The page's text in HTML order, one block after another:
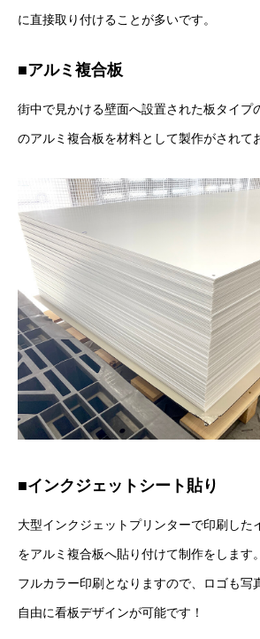
に直接取り付けることが多いです。
■アルミ複合板
街中で見かける壁面へ設置された板タイプ
のアルミ複合板を材料として製作がされて
■インクジェットシート貼り
大型インクジェットプリンターで印刷した
をアルミ複合板へ貼り付けて制作をします。
フルカラー印刷となりますので、ロゴも写
自由に看板デザインが可能です！